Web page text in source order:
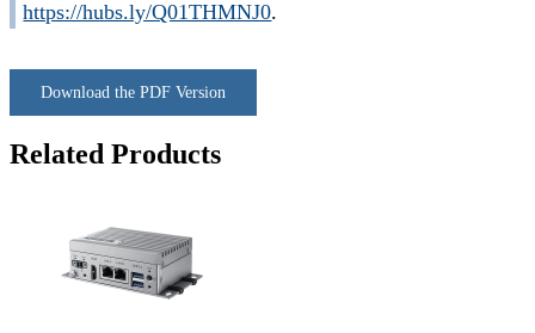
https://hubs.ly/Q01THMNJ0.
Download the PDF Version
Related Products